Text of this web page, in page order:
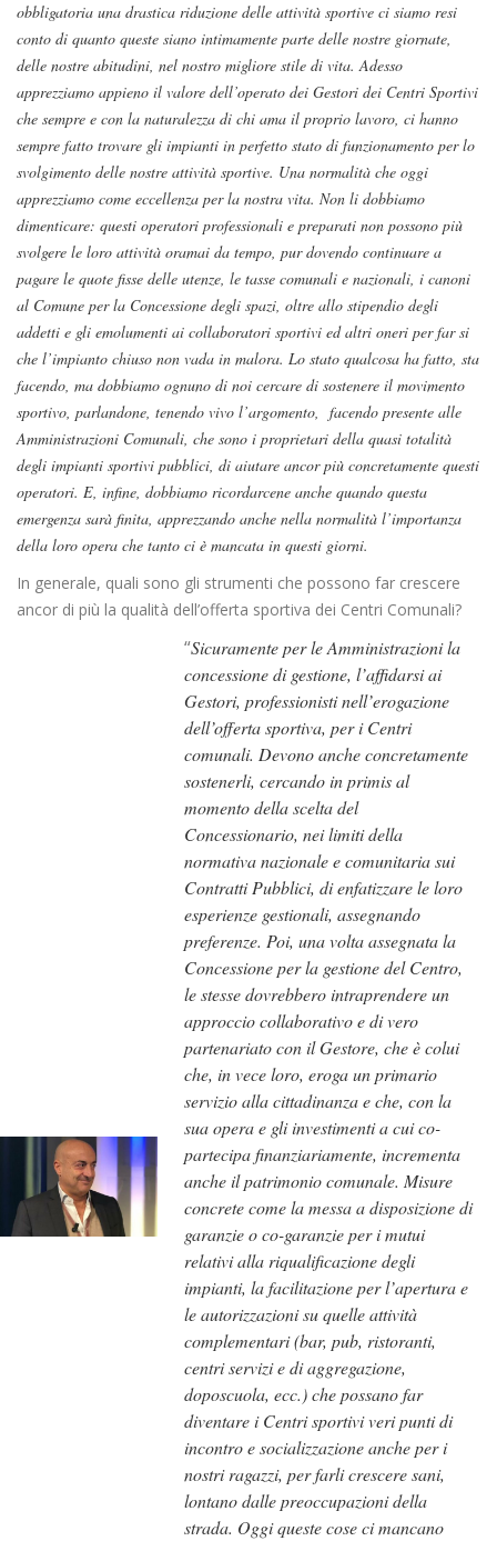
obbligatoria una drastica riduzione delle attività sportive ci siamo resi
conto di quanto queste siano intimamente parte delle nostre giornate,
delle nostre abitudini, nel nostro migliore stile di vita. Adesso
apprezziamo appieno il valore dell’operato dei Gestori dei Centri Sportivi
che sempre e con la naturalezza di chi ama il proprio lavoro, ci hanno
sempre fatto trovare gli impianti in perfetto stato di funzionamento per lo
svolgimento delle nostre attività sportive. Una normalità che oggi
apprezziamo come eccellenza per la nostra vita. Non li dobbiamo
dimenticare: questi operatori professionali e preparati non possono più
svolgere le loro attività oramai da tempo, pur dovendo continuare a
pagare le quote fisse delle utenze, le tasse comunali e nazionali, i canoni
al Comune per la Concessione degli spazi, oltre allo stipendio degli
addetti e gli emolumenti ai collaboratori sportivi ed altri oneri per far si
che l’impianto chiuso non vada in malora. Lo stato qualcosa ha fatto, sta
facendo, ma dobbiamo ognuno di noi cercare di sostenere il movimento
sportivo, parlandone, tenendo vivo l’argomento, facendo presente alle
Amministrazioni Comunali, che sono i proprietari della quasi totalità
degli impianti sportivi pubblici, di aiutare ancor più concretamente questi
operatori. E, infine, dobbiamo ricordarcene anche quando questa
emergenza sarà finita, apprezzando anche nella normalità l’importanza
della loro opera che tanto ci è mancata in questi giorni.
In generale, quali sono gli strumenti che possono far crescere
ancor di più la qualità dell’offerta sportiva dei Centri Comunali?
“Sicuramente per le Amministrazioni la
concessione di gestione, l’affidarsi ai
Gestori, professionisti nell’erogazione
dell’offerta sportiva, per i Centri
comunali. Devono anche concretamente
sostenerli, cercando in primis al
momento della scelta del
Concessionario, nei limiti della
normativa nazionale e comunitaria sui
Contratti Pubblici, di enfatizzare le loro
esperienze gestionali, assegnando
preferenze. Poi, una volta assegnata la
Concessione per la gestione del Centro,
le stesse dovrebbero intraprendere un
approccio collaborativo e di vero
partenariato con il Gestore, che è colui
che, in vece loro, eroga un primario
servizio alla cittadinanza e che, con la
sua opera e gli investimenti a cui co-
partecipa finanziariamente, incrementa
anche il patrimonio comunale. Misure
concrete come la messa a disposizione di
garanzie o co-garanzie per i mutui
relativi alla riqualificazione degli
impianti, la facilitazione per l’apertura e
le autorizzazioni su quelle attività
complementari (bar, pub, ristoranti,
centri servizi e di aggregazione,
doposcuola, ecc.) che possano far
diventare i Centri sportivi veri punti di
incontro e socializzazione anche per i
nostri ragazzi, per farli crescere sani,
lontano dalle preoccupazioni della
strada. Oggi queste cose ci mancano